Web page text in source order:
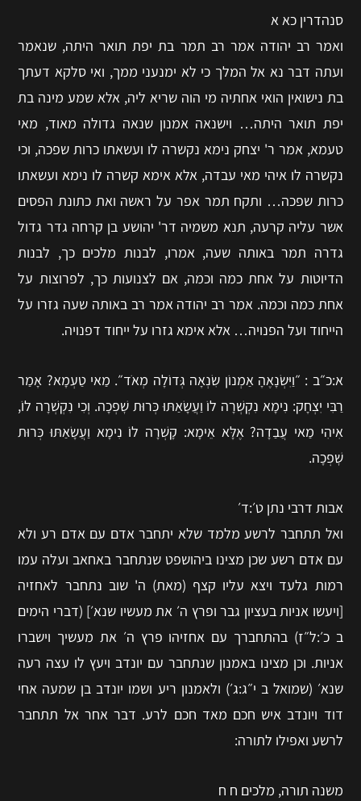
סנהדרין כא א
ואמר רב יהודה אמר רב תמר בת יפת תואר היתה, שנאמר
ועתה דבר נא אל המלך כי לא ימנעני ממך, ואי סלקא דעתך
בת נישואין הואי אחתיה מי הוה שריא ליה, אלא שמע מינה בת
יפת תואר היתה… וישנאה אמנון שנאה גדולה מאוד, מאי
טעמא, אמר ר' יצחק נימא נקשרה לו ועשאתו כרות שפכה, וכי
נקשרה לו איהי מאי עבדה, אלא אימא קשרה לו נימא ועשאתו
כרות שפכה… ותקח תמר אפר על ראשה ואת כתונת הפסים
אשר עליה קרעה, תנא משמיה דר' יהושע בן קרחה גדר גדול
גדרה תמר באותה שעה, אמרו, לבנות מלכים כך, לבנות
הדיוטות על אחת כמה וכמה, אם לצנועות כך, לפרוצות על
אחת כמה וכמה. אמר רב יהודה אמר רב באותה שעה גזרו על
הייחוד ועל הפנויה… אלא אימא גזרו על ייחוד דפנויה.
א:כ״ב : ״וַיִּשְׂנָאֶהָ אַמְנוֹן שִׂנְאָה גְּדוֹלָה מְאֹד״. מַאי טַעְמָא? אָמַר
רַבִּי יִצְחָק: נִימָא נִקְשְׁרָה לוֹ וַעֲשָׂאַתּוּ כְּרוּת שׇׁפְכָה. וְכִי נִקְשְׁרָה לוֹ,
אִיהִי מַאי עֲבַדָה? אֶלָּא אֵימָא: קָשְׁרָה לוֹ נִימָא וַעֲשָׂאַתּוּ כְּרוּת
שׇׁפְכָה.
אבות דרבי נתן ט׳:ד׳
ואל תתחבר לרשע מלמד שלא יתחבר אדם עם אדם רע ולא
עם אדם רשע שכן מצינו ביהושפט שנתחבר באחאב ועלה עמו
רמות גלעד ויצא עליו קצף (מאת) ה' שוב נתחבר לאחזיה
[ויעשו אניות בעציון גבר ופרץ ה׳ את מעשיו שנא׳] (דברי הימים
ב כ׳:ל״ז) בהתחברך עם אחזיהו פרץ ה׳ את מעשיך וישברו
אניות. וכן מצינו באמנון שנתחבר עם יונדב ויעץ לו עצה רעה
שנא׳ (שמואל ב י״ג:ג׳) ולאמנון ריע ושמו יונדב בן שמעה אחי
דוד ויונדב איש חכם מאד חכם לרע. דבר אחר אל תתחבר
לרשע ואפילו לתורה:
משנה תורה, מלכים ח ח